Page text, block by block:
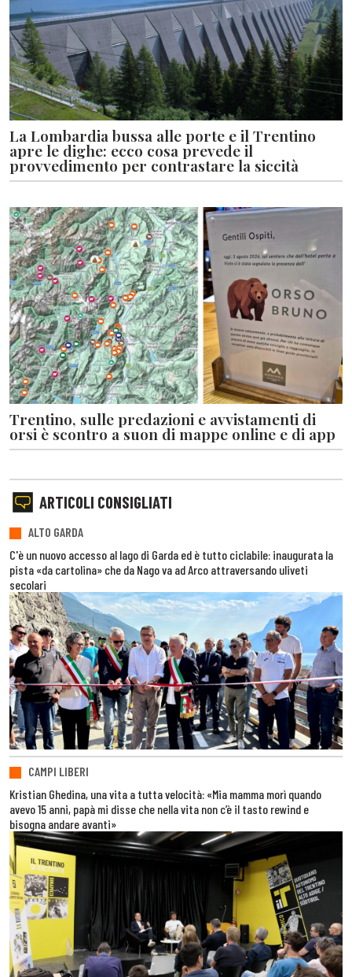
La Lombardia bussa alle porte e il Trentino
apre le dighe: ecco cosa prevede il
provvedimento per contrastare la siccità
Trentino, sulle predazioni e avvistamenti di
orsi è scontro a suon di mappe online e di app
ARTICOLI CONSIGLIATI
ALTO GARDA
C'è un nuovo accesso al lago di Garda ed è tutto ciclabile: inaugurata la
pista «da cartolina» che da Nago va ad Arco attraversando uliveti
secolari
CAMPI LIBERI
Kristian Ghedina, una vita a tutta velocità: «Mia mamma morì quando
avevo 15 anni, papà mi disse che nella vita non c’è il tasto rewind e
bisogna andare avanti»